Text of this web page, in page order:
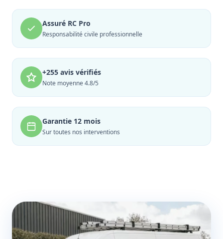
Assuré RC Pro
Responsabilité civile professionnelle
+255 avis vérifiés
Note moyenne 4.8/5
Garantie 12 mois
Sur toutes nos interventions